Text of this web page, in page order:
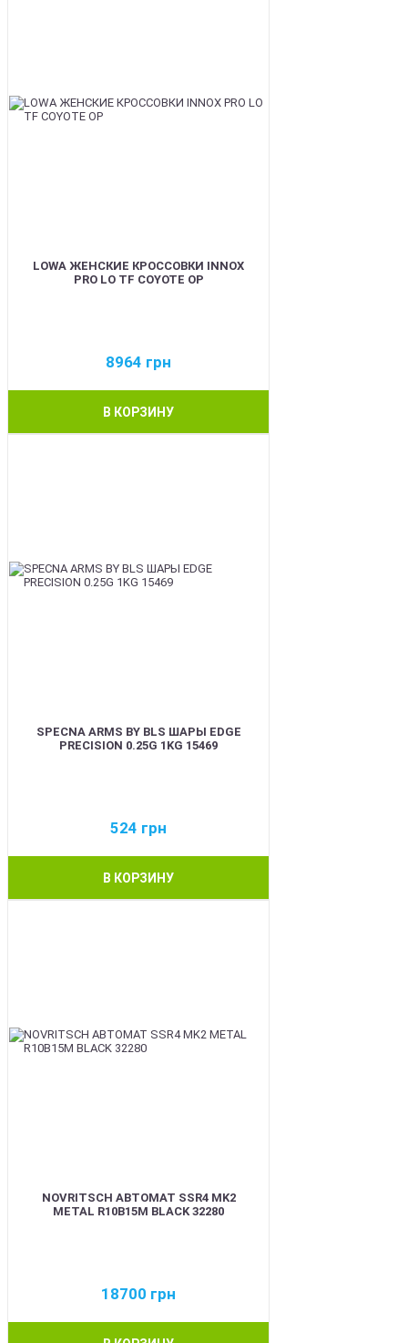
LOWA ЖЕНСКИЕ КРОССОВКИ INNOX
PRO LO TF COYOTE OP
8964 грн
В КОРЗИНУ
SPECNA ARMS BY BLS ШАРЫ EDGE
PRECISION 0.25G 1KG 15469
524 грн
В КОРЗИНУ
NOVRITSCH АВТОМАТ SSR4 MK2
METAL R10B15M BLACK 32280
18700 грн